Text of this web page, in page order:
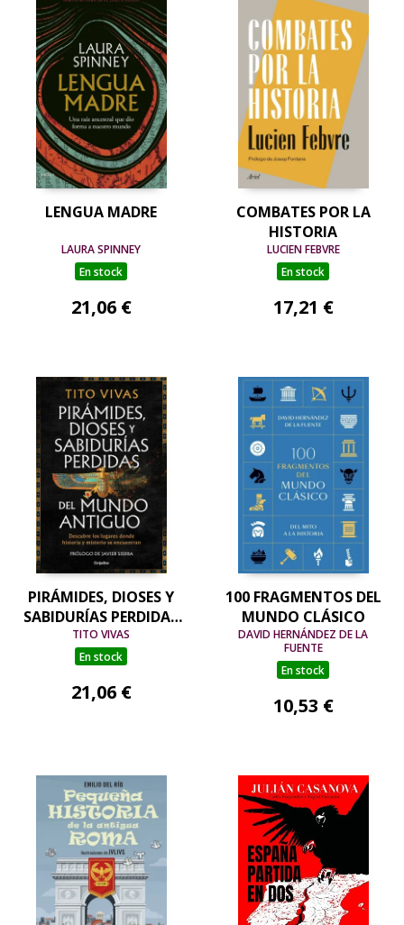
LENGUA MADRE
LAURA SPINNEY
En stock
21,06 €
COMBATES POR LA
HISTORIA
LUCIEN FEBVRE
En stock
17,21 €
PIRÁMIDES, DIOSES Y
SABIDURÍAS PERDIDAS
DEL MUNDO ANTIGUO
TITO VIVAS
En stock
21,06 €
100 FRAGMENTOS DEL
MUNDO CLÁSICO
DAVID HERNÁNDEZ DE LA
FUENTE
En stock
10,53 €